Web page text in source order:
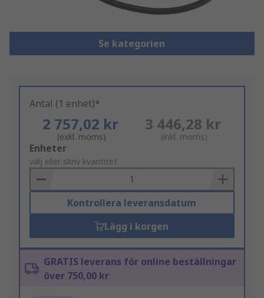
Se kategorien
Antal (1 enhet)*
2 757,02 kr
(exkl. moms)
3 446,28 kr
(inkl. moms)
Add
to
Basket
Enheter
välj eller skriv kvantitet
Kontrollera leveransdatum
Lägg i korgen
GRATIS leverans för online beställningar
över 750,00 kr